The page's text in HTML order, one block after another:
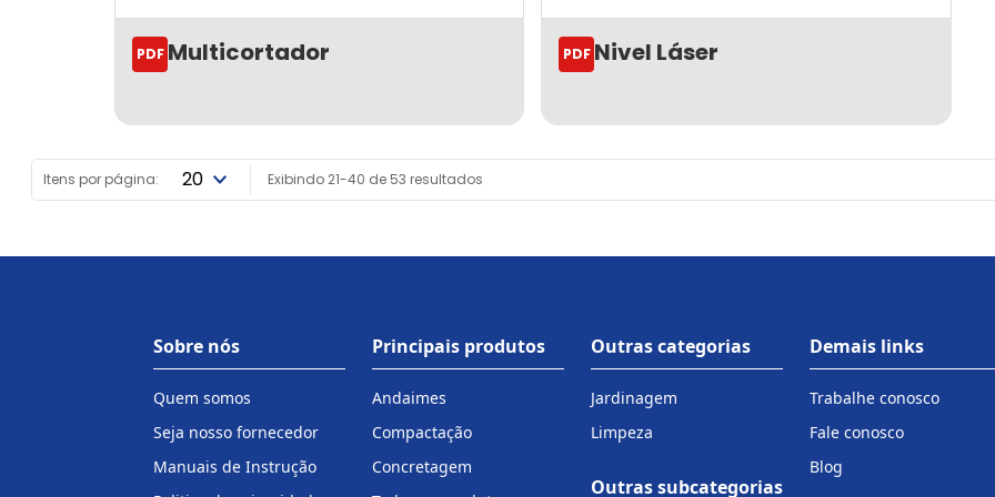
PDF Multicortador PDF Nivel Láser
Itens por página: Exibindo 21-40 de 53 resultados
Sobre nós
Quem somos
Seja nosso fornecedor
Manuais de Instrução
Principais produtos
Andaimes
Compactação
Concretagem
Outras categorias
Jardinagem
Limpeza
Outras subcategorias
Demais links
Trabalhe conosco
Fale conosco
Blog